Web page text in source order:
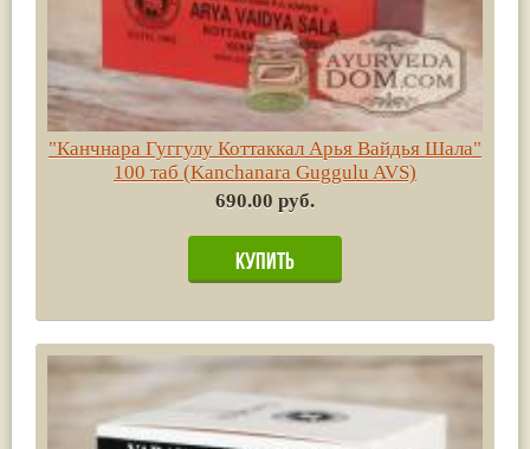
"Канчнара Гуггулу Коттаккал Арья Вайдья Шала"
100 таб (Kanchanara Guggulu AVS)
690.00 руб.